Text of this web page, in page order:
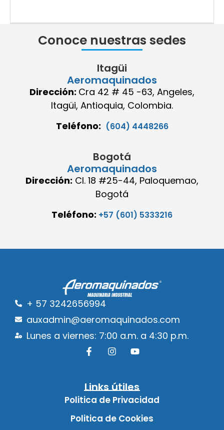
Conoce nuestras sedes
Itagüi
Aeromaquinados
Dirección: Cra 42 # 45 -63, Angeles,
Itagüi, Antioquia, Colombia.
Teléfono: (604) 4448266
Bogotá
Aeromaquinados
Dirección: Cl. 18 #25-44, Paloquemao,
Bogotá
Teléfono: +57 (601) 5333216
+ 57 3242656994
auxadmin@aeromaquinados.com
Lunes a viernes: 7:00 a.m. a 4:30 p.m.
Links útiles
Politica de Privacidad
Politica de Cookies